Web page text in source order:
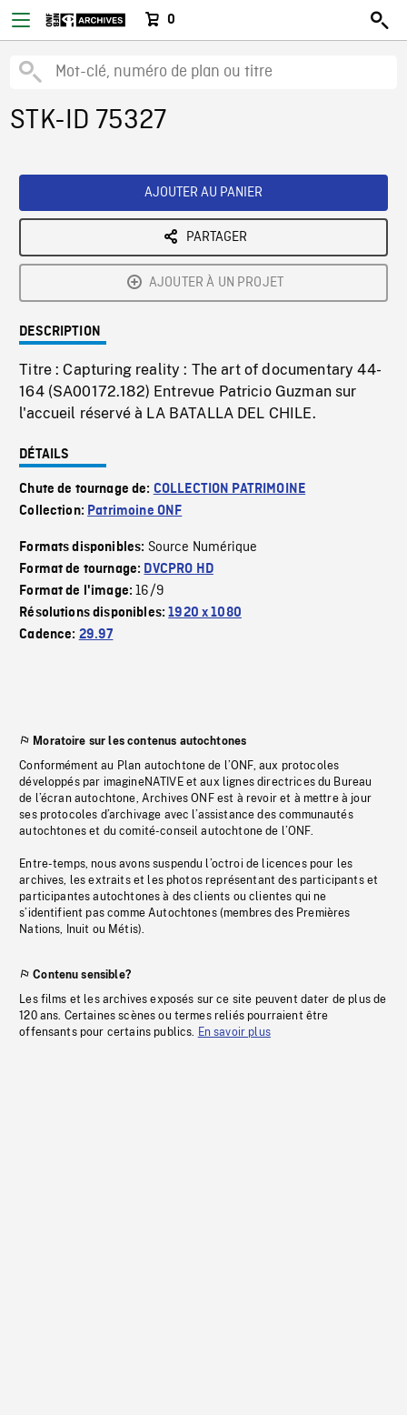
0
STK-ID 75327
AJOUTER AU PANIER
PARTAGER
AJOUTER À UN PROJET
DESCRIPTION
Titre : Capturing reality : The art of documentary 44-
164 (SA00172.182) Entrevue Patricio Guzman sur
l'accueil réservé à LA BATALLA DEL CHILE.
DÉTAILS
Chute de tournage de: COLLECTION PATRIMOINE
Collection: Patrimoine ONF
Formats disponibles: Source Numérique
Format de tournage: DVCPRO HD
Format de l'image:16/9
Résolutions disponibles:1920 x 1080
Cadence: 29.97
Moratoire sur les contenus autochtones
Conformément au Plan autochtone de l’ONF, aux protocoles
développés par imagineNATIVE et aux lignes directrices du Bureau
de l’écran autochtone, Archives ONF est à revoir et à mettre à jour
ses protocoles d’archivage avec l’assistance des communautés
autochtones et du comité-conseil autochtone de l’ONF.
Entre-temps, nous avons suspendu l’octroi de licences pour les
archives, les extraits et les photos représentant des participants et
participantes autochtones à des clients ou clientes qui ne
s’identifient pas comme Autochtones (membres des Premières
Nations, Inuit ou Métis).
Contenu sensible?
Les films et les archives exposés sur ce site peuvent dater de plus de
120 ans. Certaines scènes ou termes reliés pourraient être
offensants pour certains publics. En savoir plus